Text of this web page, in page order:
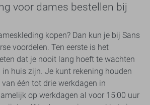
voor dames bestellen bij
kopen? Dan kun je bij Sans
voordelen. Ten eerste is het
dat je nooit lang hoeft te wachten
huis zijn. Je kunt rekening houden
één tot drie werkdagen in
op werkdagen al voor 15:00 uur